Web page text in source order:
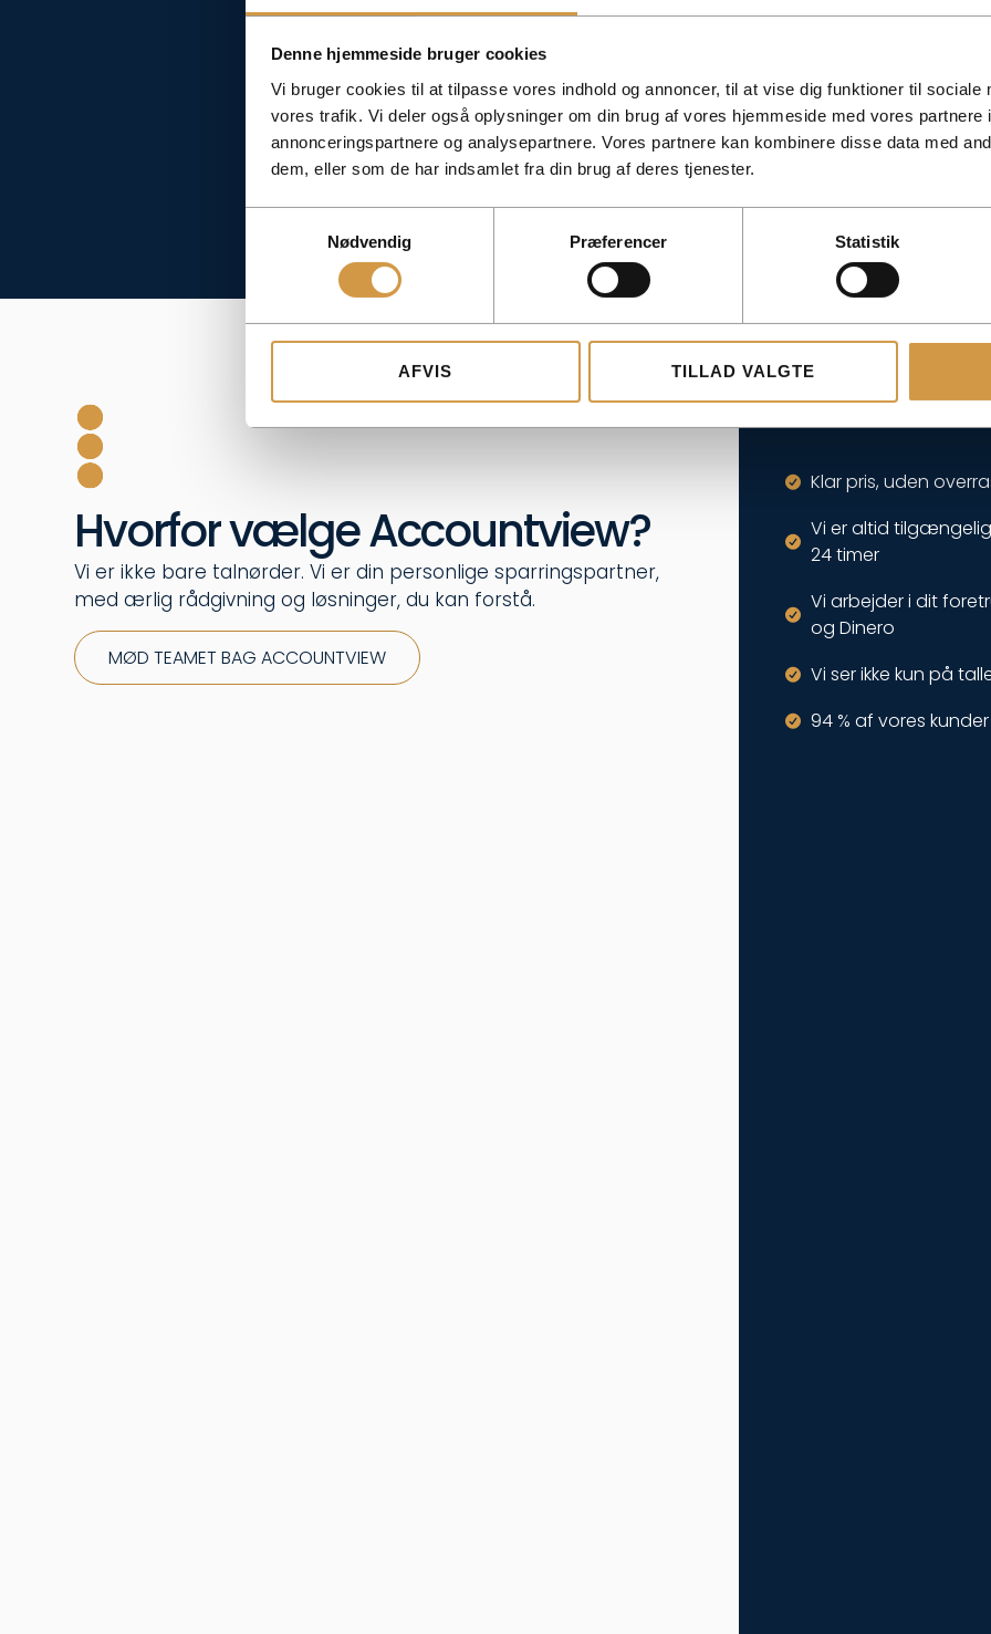
Denne hjemmeside bruger cookies
Vi bruger cookies til at tilpasse vores indhold og annoncer, til at vise dig funktioner til sociale
vores trafik. Vi deler også oplysninger om din brug af vores hjemmeside med vores partnere
annonceringspartnere og analysepartnere. Vores partnere kan kombinere disse data med
dem, eller som de har indsamlet fra din brug af deres tjenester.
Nødvendig
Præferencer Statistik
AFVIS TILLAD VALGTE
Hvorfor vælge Accountview?
Vi er ikke bare talnørder. Vi er din personlige sparringspartner,
med ærlig rådgivning og løsninger, du kan forstå.
MØD TEAMET BAG ACCOUNTVIEW
Klar pris, uden
Vi er altid
24 timer
Vi arbejder i dit
og Dinero
Vi ser ikke kun på
94 % af vores